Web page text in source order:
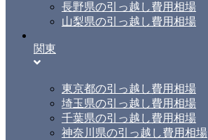
長野県の引っ越し費用相場
山梨県の引っ越し費用相場
関東
東京都の引っ越し費用相場
埼玉県の引っ越し費用相場
千葉県の引っ越し費用相場
神奈川県の引っ越し費用相場